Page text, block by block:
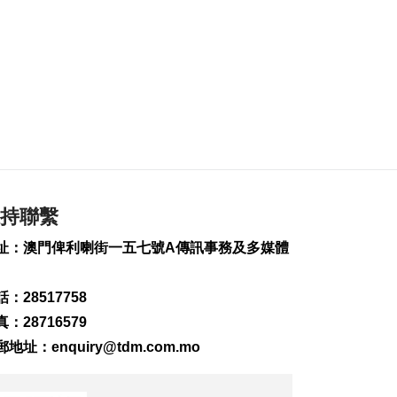
264
0
聯繫
：澳門俾利喇街一五七號A傳訊事務及多媒體
：28517758
：28716579
地址： enquiry@tdm.com.mo